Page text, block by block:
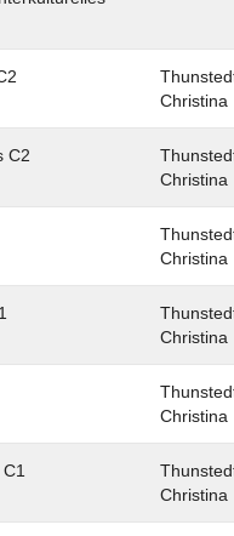
Christina
C2
Christina
Christina
Christina
Christina
Christina